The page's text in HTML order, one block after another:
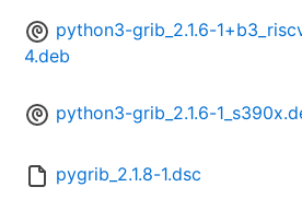
python3-grib_2.1.6-
4.deb
python3-grib_2.1.6-
pygrib_2.1.8-1.dsc